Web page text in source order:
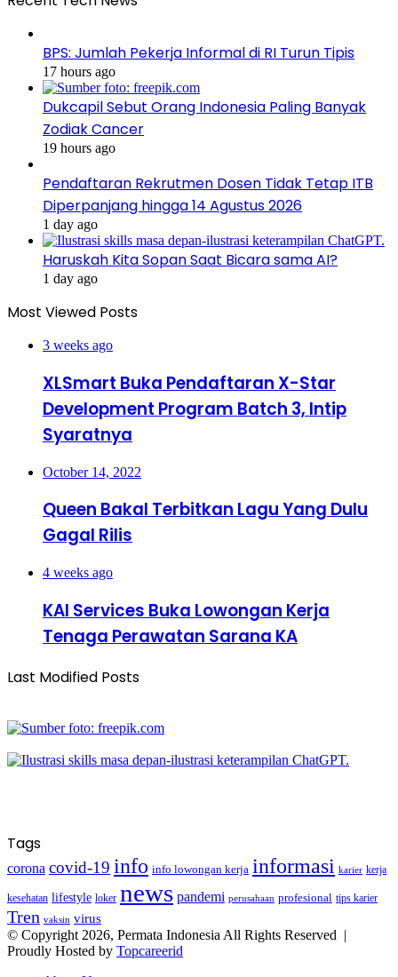
BPS: Jumlah Pekerja Informal di RI Turun Tipis
17 hours ago
Dukcapil Sebut Orang Indonesia Paling Banyak
Zodiak Cancer
19 hours ago
Pendaftaran Rekrutmen Dosen Tidak Tetap ITB
Diperpanjang hingga 14 Agustus 2026
1 day ago
Haruskah Kita Sopan Saat Bicara sama AI?
1 day ago
Most Viewed Posts
3 weeks ago
XLSmart Buka Pendaftaran X-Star
Development Program Batch 3, Intip
Syaratnya
October 14, 2022
Queen Bakal Terbitkan Lagu Yang Dulu
Gagal Rilis
4 weeks ago
KAI Services Buka Lowongan Kerja
Tenaga Perawatan Sarana KA
Last Modified Posts
Tags
corona covid-19 info info lowongan kerja informasi karier kerja
kesehatan lifestyle loker news pandemi perusahaan profesional tips karier
Tren vaksin virus
© Copyright 2026, Permata Indonesia All Rights Reserved |
Proudly Hosted by Topcareerid